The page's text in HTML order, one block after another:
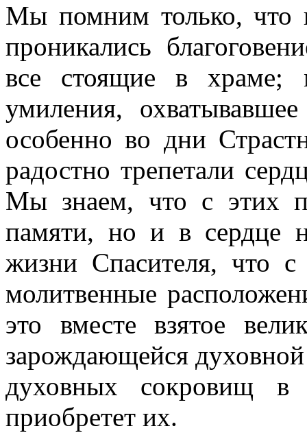
Мы помним только, что
проникались
все стоящие в храме;
умиления,
особенно во дни
радостно трепетали
Мы знаем, что с этих
памяти, но и в сердце
жизни Спасителя, что
молитвенные
это вместе взятое
зарождающейся
духовных сокровищ в
приобретет их.